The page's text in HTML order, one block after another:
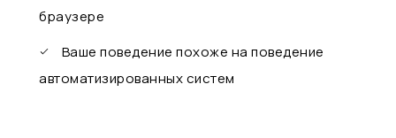
браузере
Ваше поведение похоже на поведение
автоматизированных систем